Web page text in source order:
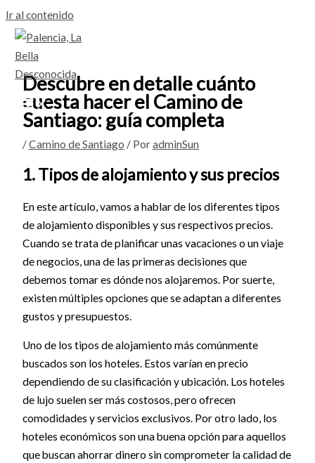
Ir al contenido
Descubre en detalle cuánto
cuesta hacer el Camino de
Santiago: guía completa
/Camino de Santiago / PoradminSun
1. Tipos de alojamiento y sus precios
En este artículo, vamos a hablar de los diferentes tipos
de alojamiento disponibles y sus respectivos precios.
Cuando se trata de planificar unas vacaciones o un viaje
de negocios, una de las primeras decisiones que
debemos tomar es dónde nos alojaremos. Por suerte,
existen múltiples opciones que se adaptan a diferentes
gustos y presupuestos.
Uno de los tipos de alojamiento más comúnmente
buscados son los hoteles. Estos varían en precio
dependiendo de su clasificación y ubicación. Los hoteles
de lujo suelen ser más costosos, pero ofrecen
comodidades y servicios exclusivos. Por otro lado, los
hoteles económicos son una buena opción para aquellos
que buscan ahorrar dinero sin comprometer la calidad de